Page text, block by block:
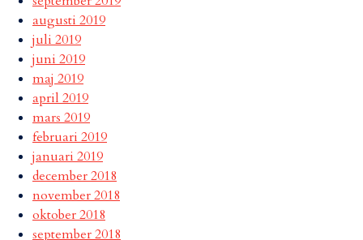
augusti 2019
juli 2019
juni 2019
maj 2019
april 2019
mars 2019
februari 2019
januari 2019
december 2018
november 2018
oktober 2018
september 2018